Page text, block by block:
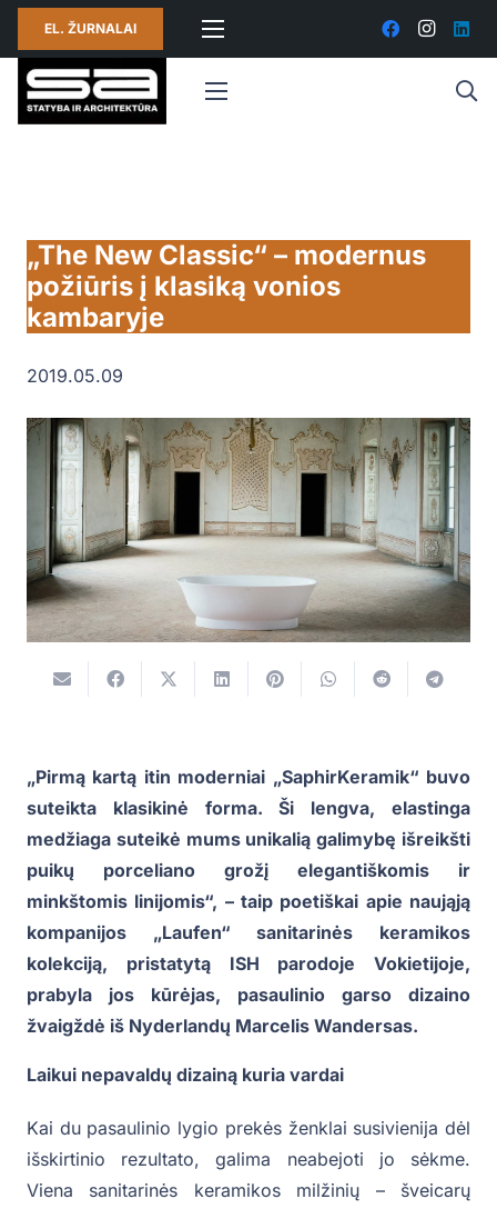
EL. ŽURNALAI
„The New Classic“ – modernus
požiūris į klasiką vonios
kambaryje
2019.05.09
„Pirmą kartą itin moderniai „SaphirKeramik“ buvo
suteikta klasikinė forma. Ši lengva, elastinga
medžiaga suteikė mums unikalią galimybę išreikšti
puikų porceliano grožį elegantiškomis ir
minkštomis linijomis“, – taip poetiškai apie naująją
kompanijos „Laufen“ sanitarinės keramikos
kolekciją, pristatytą ISH parodoje Vokietijoje,
prabyla jos kūrėjas, pasaulinio garso dizaino
žvaigždė iš Nyderlandų Marcelis Wandersas.
Laikui nepavaldų dizainą kuria vardai
Kai du pasaulinio lygio prekės ženklai susivienija dėl
išskirtinio rezultato, galima neabejoti jo sėkme.
Viena sanitarinės keramikos milžinių – šveicarų